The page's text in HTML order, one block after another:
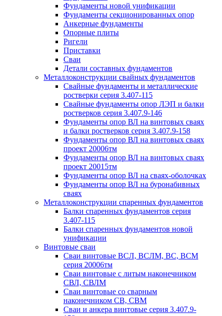
Фундаменты новой унификации
Фундаменты секционированных опор
Анкерные фундаменты
Опорные плиты
Ригели
Приставки
Сваи
Детали составных фундаментов
Металлоконструкции свайных фундаментов
Свайные фундаменты и металлические
ростверки серия 3.407-115
Свайные фундаменты опор ЛЭП и балки
ростверков серия 3.407.9-146
Фундаменты опор ВЛ на винтовых сваях
и балки ростверков серия 3.407.9-158
Фундаменты опор ВЛ на винтовых сваях
проект 20006тм
Фундаменты опор ВЛ на винтовых сваях
проект 20015тм
Фундаменты опор ВЛ на сваях-оболочках
Фундаменты опор ВЛ на буронабивных
сваях
Металлоконструкции спаренных фундаментов
Балки спаренных фундаментов серия
3.407-115
Балки спаренных фундаментов новой
унификации
Винтовые сваи
Сваи винтовые ВСЛ, ВСЛМ, ВС, ВСМ
серия 20006тм
Сваи винтовые с литым наконечником
СВЛ, СВЛМ
Сваи винтовые со сварным
наконечником СВ, СВМ
Сваи и анкера винтовые серия 3.407.9-